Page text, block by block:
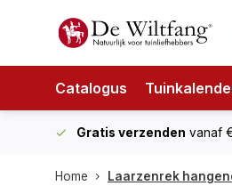
Catalogus
Gratis verzenden vanaf
Home Laarzenrek